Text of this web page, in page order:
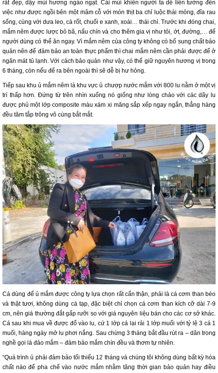
rất đẹp, dậy mùi hương ngào ngạt. Cái mùi khiến người ta dễ liên tưởng đến
việc như được ngồi bên một mâm cỗ với món thịt ba chỉ luộc thái mỏng, đĩa rau
sống, cùng với dưa leo, cà rốt, chuối e xanh, xoài… thái chỉ. Trước khi đóng chai,
mắm nêm được lược bỏ bã, nấu chín và cho thêm gia vị như tỏi, ớt, đường,… để
người dùng có thể ăn ngay. Vì mắm nêm của công ty không có bổ sung chất bảo
quản nên để đảm bảo an toàn thực phẩm thì chai mắm nêm cần phải được để ở
ngăn mát tủ lạnh. Với cách bảo quản như vậy, có thể giữ nguyên hương vị trong
6 tháng, còn nếu để ra bên ngoài thì sẽ dễ bị hư hỏng.
Tiếp sau khu ủ mắm nêm là khu vực ủ chượp nước mắm với 800 lu nằm ở một vị
trí thấp hơn. Đứng từ trên nhìn xuống nó giống như lòng chảo với các dãy lu
được phủ một lớp composite màu xám xi măng sắp xếp ngay ngắn, thẳng hàng
đều tăm tắp trông vô cùng bắt mắt.
Cá dùng để ủ mắm được công ty lựa chọn rất cẩn thận, phải là cá cơm than béo
và thật tươi, không dùng cá tạp, đặc biệt chỉ chọn cá cơm than kích cỡ dài 7-9
cm, nên giá thường đắt gấp rưỡi so với giá nguyên liệu bán cho các cơ sở khác.
Cá sau khi mua về được đổ vào lu, cứ 1 lớp cá lại rải 1 lớp muối với tỷ lệ 3 cá 1
muối, hàng ngày mở lu phơi nắng. Sau chừng 3 tháng bắt đầu rút ra – dân trong
nghề gọi là đảo mắm – đảm bảo mắm chín đều và thơm tự nhiên.
“Quá trình ủ phải đảm bảo tối thiểu 12 tháng và chúng tôi không dùng bất kỳ hóa
chất nào để pha chế vào nước mắm nhằm tăng thời gian bảo quản hay điều